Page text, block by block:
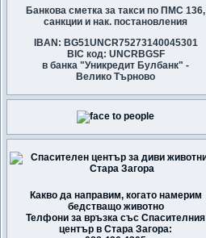
Банкова сметка за такси по ПМС 136,
санкции и нак. постановления
IBAN: BG51UNCR75273140045301
BIC код: UNCRBGSF
в банка "Уникредит Булбанк" -
Велико Търново
Какво да направим, когато намерим
бедстващо животно
Телфони за връзка със Спасителния
център в Стара Загора: